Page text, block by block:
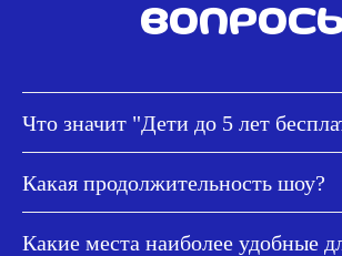
Что значит "Дети до 5 лет
Какая продолжительность шоу?
Какие места наиболее удобные